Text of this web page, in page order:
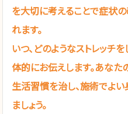
を大切に考えることで症状
れます。
いつ、どのようなストレッチ
体的にお伝えします。あな
生活習慣を治し、施術でよい
ましょう。